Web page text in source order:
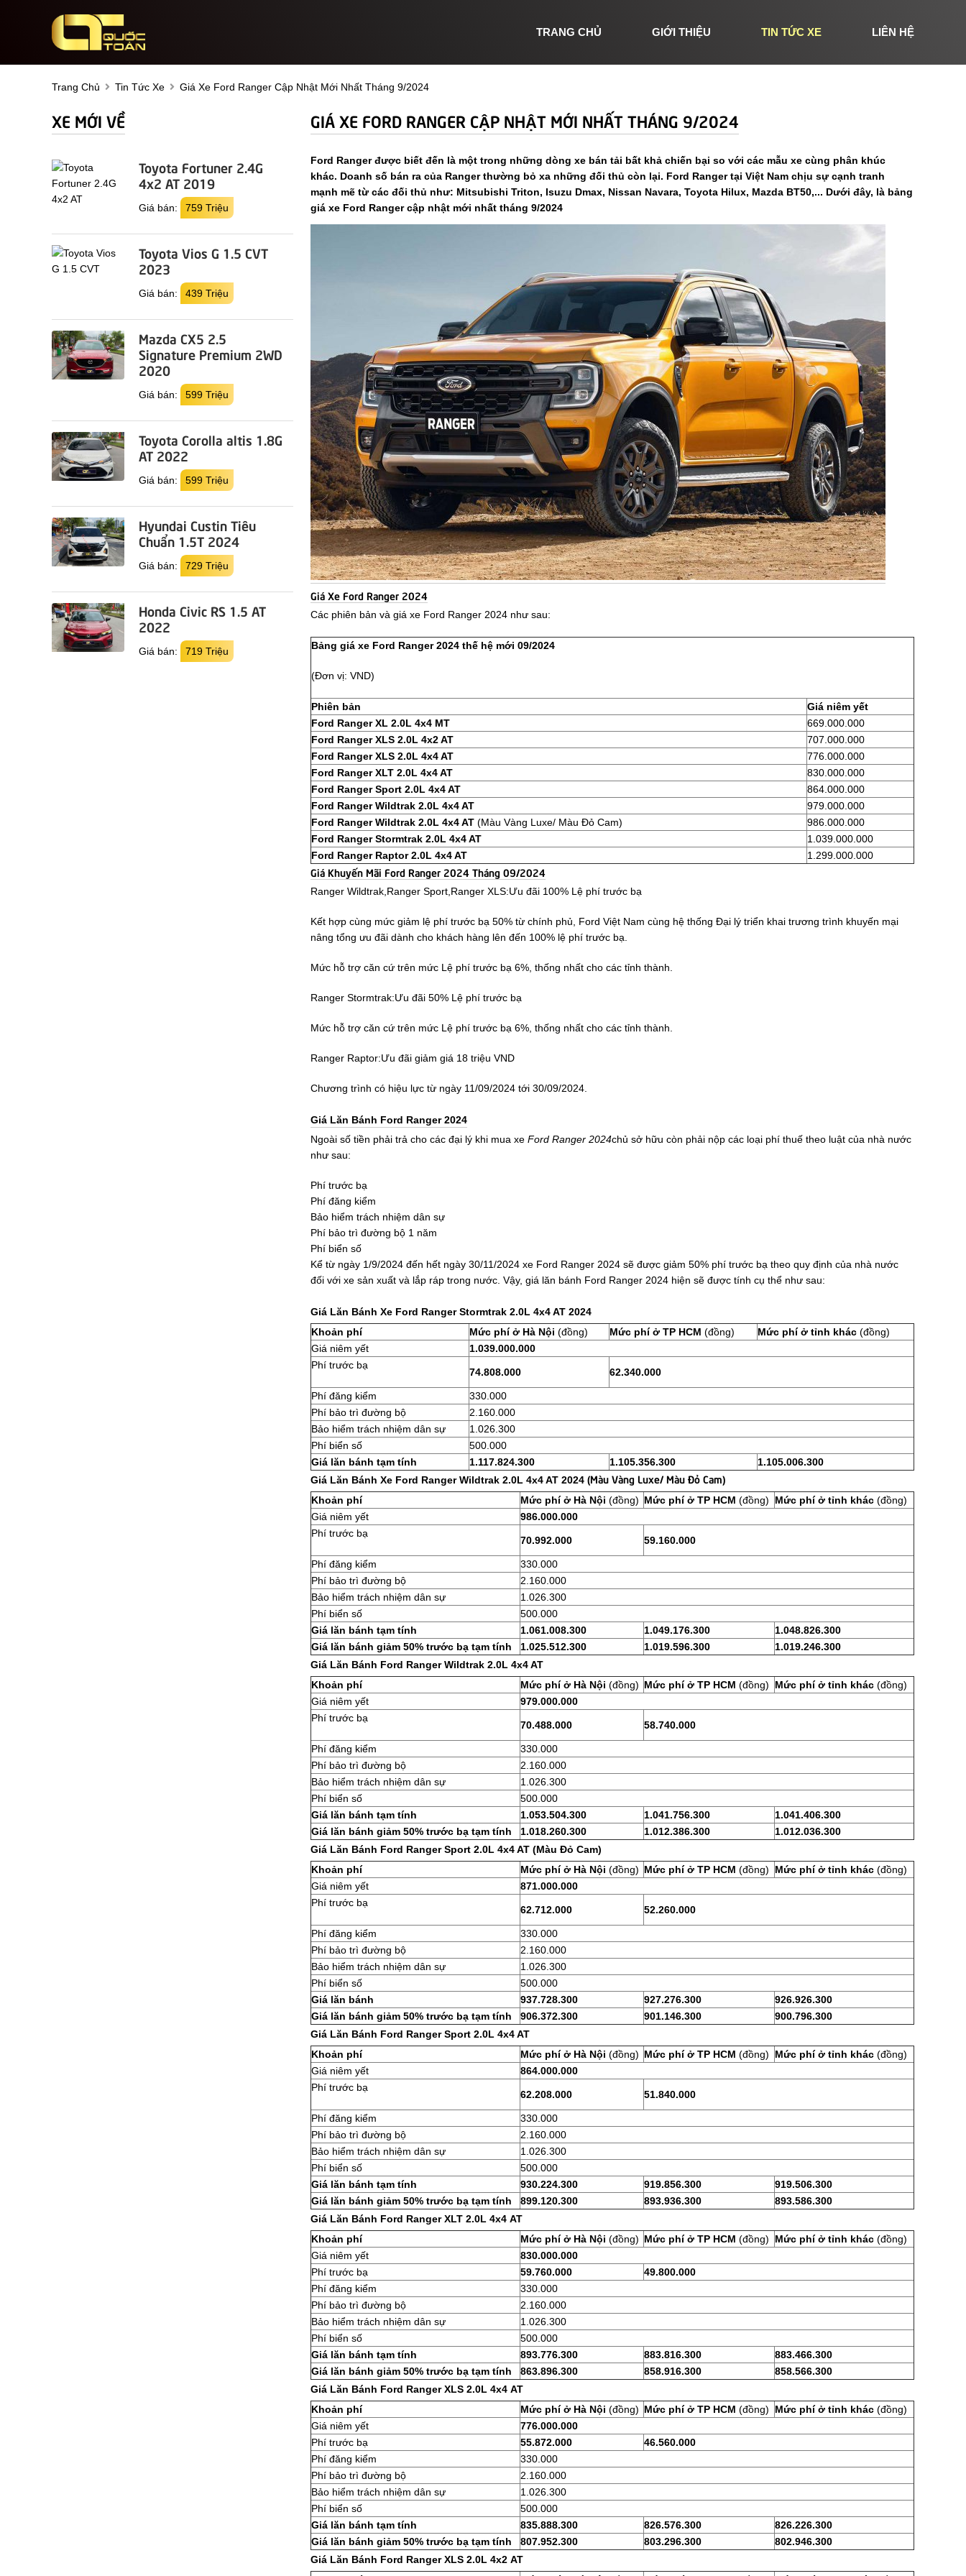
TRANG CHỦ GIỚI THIỆU TIN TỨC XE LIÊN HỆ
Trang Chủ Tin Tức Xe Giá Xe Ford Ranger Cập Nhật Mới Nhất Tháng 9/2024
GIÁ XE FORD RANGER CẬP NHẬT MỚI NHẤT THÁNG 9/2024
Ford Ranger được biết đến là một trong những dòng xe bán tải bất khả chiến bại so với các mẫu xe cùng phân khúc
khác. Doanh số bán ra của Ranger thường bỏ xa những đối thủ còn lại. Ford Ranger tại Việt Nam chịu sự cạnh tranh
mạnh mẽ từ các đối thủ như: Mitsubishi Triton, Isuzu Dmax, Nissan Navara, Toyota Hilux, Mazda BT50,... Dưới đây, là bảng
giá xe Ford Ranger cập nhật mới nhất tháng 9/2024
Giá Xe Ford Ranger 2024
Các phiên bản và giá xe Ford Ranger 2024 như sau:
Bảng giá xe Ford Ranger 2024 thế hệ mới 09/2024
(Đơn vị: VND)
Phiên bản
Giá niêm yết
Ford Ranger XL 2.0L 4x4 MT
669.000.000
Ford Ranger XLS 2.0L 4x2 AT
707.000.000
Ford Ranger XLS 2.0L 4x4 AT
776.000.000
Ford Ranger XLT 2.0L 4x4 AT
830.000.000
Ford Ranger Sport 2.0L 4x4 AT
864.000.000
Ford Ranger Wildtrak 2.0L 4x4 AT
979.000.000
Ford Ranger Wildtrak 2.0L 4x4 AT (Màu Vàng Luxe/ Màu Đỏ Cam)
986.000.000
Ford Ranger Stormtrak 2.0L 4x4 AT
1.039.000.000
Ford Ranger Raptor 2.0L 4x4 AT
1.299.000.000
Giá Khuyến Mãi Ford Ranger 2024 Tháng 09/2024
Ranger Wildtrak,Ranger Sport,Ranger XLS:Ưu đãi 100% Lệ phí trước bạ
Kết hợp cùng mức giảm lệ phí trước bạ 50% từ chính phủ, Ford Việt Nam cùng hệ thống Đại lý triển khai trương trình khuyến mại
nâng tổng ưu đãi dành cho khách hàng lên đến 100% lệ phí trước bạ.
Mức hỗ trợ căn cứ trên mức Lệ phí trước bạ 6%, thống nhất cho các tỉnh thành.
Ranger Stormtrak:Ưu đãi 50% Lệ phí trước bạ
Mức hỗ trợ căn cứ trên mức Lệ phí trước bạ 6%, thống nhất cho các tỉnh thành.
Ranger Raptor:Ưu đãi giảm giá 18 triệu VND
Chương trình có hiệu lực từ ngày 11/09/2024 tới 30/09/2024.
Giá Lăn Bánh Ford Ranger 2024
Ngoài số tiền phải trả cho các đại lý khi mua xe Ford Ranger 2024chủ sở hữu còn phải nộp các loại phí thuế theo luật của nhà nước
như sau:
Phí trước bạ
Phí đăng kiểm
Bảo hiểm trách nhiệm dân sự
Phí bảo trì đường bộ 1 năm
Phí biển số
Kể từ ngày 1/9/2024 đến hết ngày 30/11/2024 xe Ford Ranger 2024 sẽ được giảm 50% phí trước bạ theo quy định của nhà nước
đối với xe sản xuất và lắp ráp trong nước. Vậy, giá lăn bánh Ford Ranger 2024 hiện sẽ được tính cụ thể như sau:
Giá Lăn Bánh Xe Ford Ranger Stormtrak 2.0L 4x4 AT 2024
Khoản phí
Mức phí ở Hà Nội (đồng) Mức phí ở TP HCM (đồng) Mức phí ở tỉnh khác (đồng)
Giá niêm yết
1.039.000.000
Phí trước bạ
74.808.000 62.340.000
Phí đăng kiểm
330.000
Phí bảo trì đường bộ
2.160.000
Bảo hiểm trách nhiệm dân sự
1.026.300
Phí biển số
500.000
Giá lăn bánh tạm tính
1.117.824.300 1.105.356.300
1.105.006.300
Giá Lăn Bánh Xe Ford Ranger Wildtrak 2.0L 4x4 AT 2024 (Màu Vàng Luxe/ Màu Đỏ Cam)
Khoản phí Mức phí ở Hà Nội (đồng) Mức phí ở TP HCM (đồng) Mức phí ở tỉnh khác (đồng)
Giá niêm yết
986.000.000
Phí trước bạ
70.992.000 59.160.000
Phí đăng kiểm
330.000
Phí bảo trì đường bộ
2.160.000
Bảo hiểm trách nhiệm dân sự
1.026.300
Phí biển số
500.000
Giá lăn bánh tạm tính
1.061.008.300 1.049.176.300
1.048.826.300
Giá lăn bánh giảm 50% trước bạ tạm tính
1.025.512.300 1.019.596.300
1.019.246.300
Giá Lăn Bánh Ford Ranger Wildtrak 2.0L 4x4 AT
Khoản phí
Mức phí ở Hà Nội (đồng) Mức phí ở TP HCM (đồng) Mức phí ở tỉnh khác (đồng)
Giá niêm yết
979.000.000
Phí trước bạ
70.488.000 58.740.000
Phí đăng kiểm
330.000
Phí bảo trì đường bộ
2.160.000
Bảo hiểm trách nhiệm dân sự
1.026.300
Phí biển số
500.000
Giá lăn bánh tạm tính
1.053.504.300 1.041.756.300
1.041.406.300
Giá lăn bánh giảm 50% trước bạ tạm tính
1.018.260.300 1.012.386.300
1.012.036.300
Giá Lăn Bánh Ford Ranger Sport 2.0L 4x4 AT (Màu Đỏ Cam)
Khoản phí
Mức phí ở Hà Nội (đồng) Mức phí ở TP HCM (đồng) Mức phí ở tỉnh khác (đồng)
Giá niêm yết
871.000.000
Phí trước bạ
62.712.000 52.260.000
Phí đăng kiểm
330.000
Phí bảo trì đường bộ
2.160.000
Bảo hiểm trách nhiệm dân sự
1.026.300
Phí biển số
500.000
Giá lăn bánh
937.728.300 927.276.300
926.926.300
Giá lăn bánh giảm 50% trước bạ tạm tính
906.372.300 901.146.300
900.796.300
Giá Lăn Bánh Ford Ranger Sport 2.0L 4x4 AT
Khoản phí
Mức phí ở Hà Nội (đồng) Mức phí ở TP HCM (đồng) Mức phí ở tỉnh khác (đồng)
Giá niêm yết
864.000.000
Phí trước bạ
62.208.000 51.840.000
Phí đăng kiểm
330.000
Phí bảo trì đường bộ
2.160.000
Bảo hiểm trách nhiệm dân sự
1.026.300
Phí biển số
500.000
Giá lăn bánh tạm tính
930.224.300 919.856.300
919.506.300
Giá lăn bánh giảm 50% trước bạ tạm tính
899.120.300 893.936.300
893.586.300
Giá Lăn Bánh Ford Ranger XLT 2.0L 4x4 AT
Khoản phí
Mức phí ở Hà Nội (đồng) Mức phí ở TP HCM (đồng) Mức phí ở tỉnh khác (đồng)
Giá niêm yết
830.000.000
Phí trước bạ
59.760.000
49.800.000
Phí đăng kiểm
330.000
Phí bảo trì đường bộ
2.160.000
Bảo hiểm trách nhiệm dân sự
1.026.300
Phí biển số
500.000
Giá lăn bánh tạm tính
893.776.300 883.816.300
883.466.300
Giá lăn bánh giảm 50% trước bạ tạm tính
863.896.300 858.916.300
858.566.300
Giá Lăn Bánh Ford Ranger XLS 2.0L 4x4 AT
Khoản phí
Mức phí ở Hà Nội (đồng) Mức phí ở TP HCM (đồng) Mức phí ở tỉnh khác (đồng)
Giá niêm yết
776.000.000
Phí trước bạ
55.872.000
46.560.000
Phí đăng kiểm
330.000
Phí bảo trì đường bộ
2.160.000
Bảo hiểm trách nhiệm dân sự
1.026.300
Phí biển số
500.000
Giá lăn bánh tạm tính
835.888.300 826.576.300
826.226.300
Giá lăn bánh giảm 50% trước bạ tạm tính
807.952.300 803.296.300
802.946.300
Giá Lăn Bánh Ford Ranger XLS 2.0L 4x2 AT
XE MỚI VỀ
Toyota Fortuner 2.4G
4x2 AT 2019
Giá bán: 759 Triệu
Toyota Vios G 1.5 CVT
2023
Giá bán: 439 Triệu
Mazda CX5 2.5
Signature Premium 2WD
2020
Giá bán: 599 Triệu
Toyota Corolla altis 1.8G
AT 2022
Giá bán: 599 Triệu
Hyundai Custin Tiêu
Chuẩn 1.5T 2024
Giá bán: 729 Triệu
Honda Civic RS 1.5 AT
2022
Giá bán: 719 Triệu